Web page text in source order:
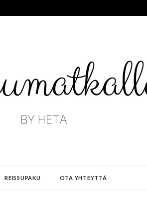
REISSUPAKU OTA YHTEYTTÄ